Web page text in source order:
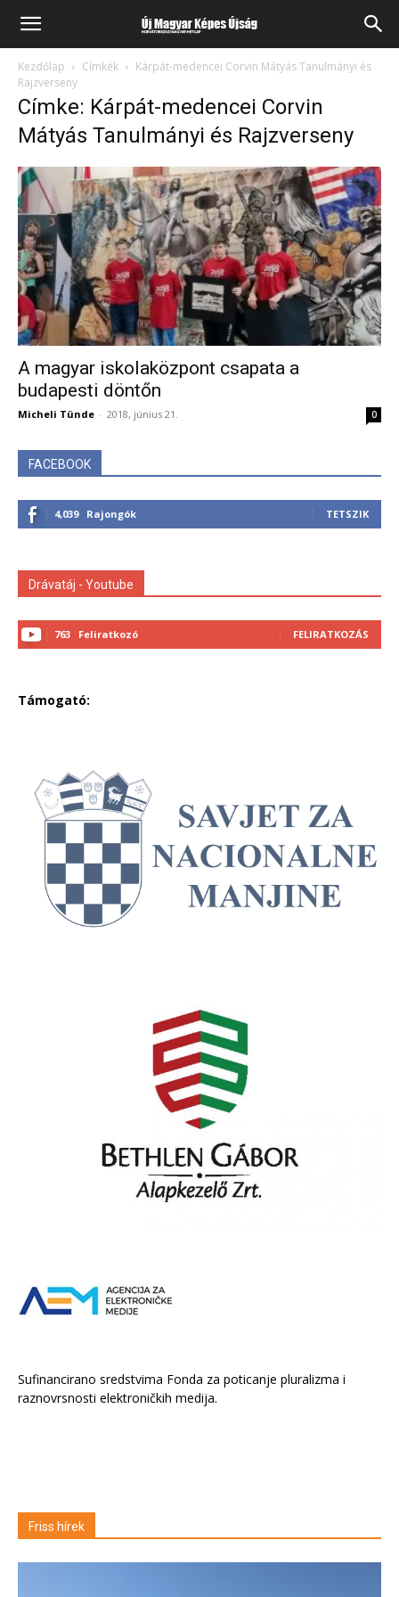
Kezdőlap Címkék
Kárpát-medencei Corvin Mátyás Tanulmányi és
Rajzverseny
Címke: Kárpát-medencei Corvin
Mátyás Tanulmányi és Rajzverseny
A magyar iskolaközpont csapata a
budapesti döntőn
Micheli Tünde - 2018, június 21. 0
FACEBOOK
4,039 Rajongók TETSZIK
Drávatáj - Youtube
763 Feliratkozó FELIRATKOZÁS
Támogató:
Sufinancirano sredstvima Fonda za poticanje pluralizma i
raznovrsnosti elektroničkih medija.
Friss hírek